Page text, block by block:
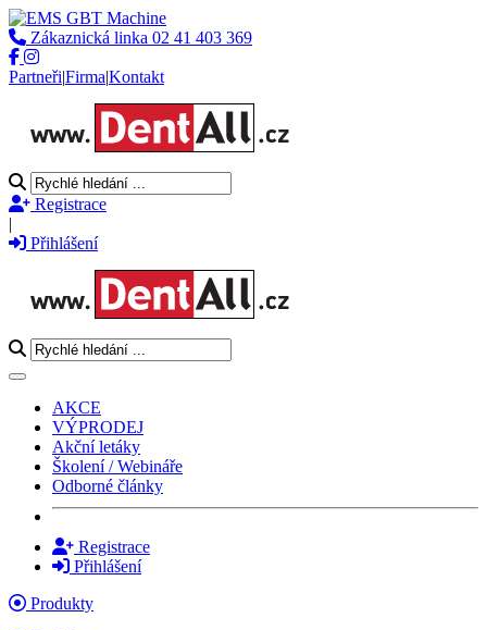
Zákaznická linka 02 41 403 369
Partneři|Firma|Kontakt
Registrace
|
Přihlášení
Toggle navigation
AKCE
VÝPRODEJ
Akční letáky
Školení / Webináře
Odborné články
Registrace
Přihlášení
Produkty